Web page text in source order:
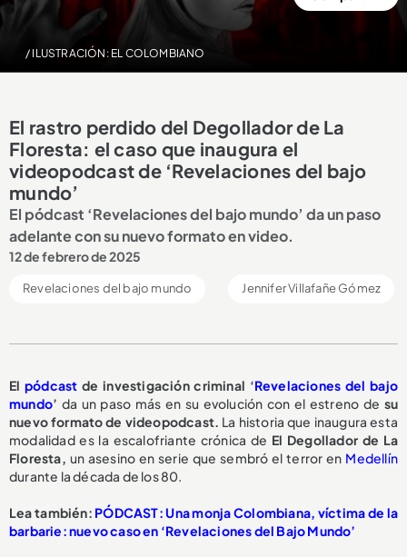
/ ILUSTRACIÓN: EL COLOMBIANO
El rastro perdido del Degollador de La
Floresta: el caso que inaugura el
videopodcast de ‘Revelaciones del bajo
mundo’
El pódcast ‘Revelaciones del bajo mundo’ da un paso
adelante con su nuevo formato en video.
12 de febrero de 2025
Revelaciones del bajo mundo Jennifer Villafañe Gómez
Elpódcastde investigación criminal ‘Revelaciones del bajo
mundo’ da un paso más en su evolución con el estreno de su
nuevo formato de videopodcast. La historia que inaugura esta
modalidad es la escalofriante crónica de El Degollador de La
Floresta, un asesino en serie que sembró el terror en Medellín
durante la década de los 80.
Lea también: PÓDCAST: Una monja Colombiana, víctima de la
barbarie: nuevo caso en ‘Revelaciones del Bajo Mundo’